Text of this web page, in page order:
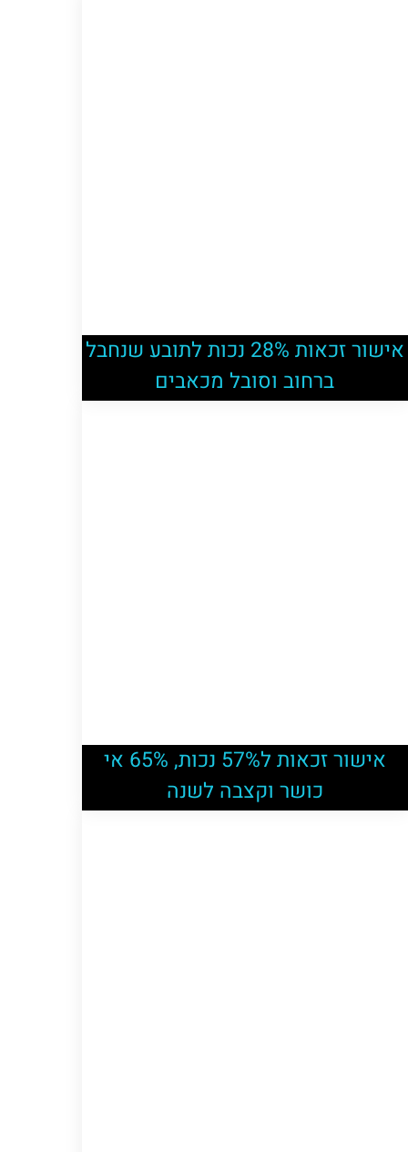
אישור זכאות 28% נכות לתובע שנחבל
ברחוב וסובל מכאבים
אישור זכאות ל57% נכות, 65% אי
כושר וקצבה לשנה